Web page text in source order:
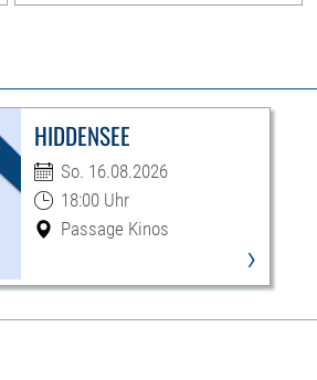
HIDDENSEE
So. 16.08.2026
18:00 Uhr
Passage Kinos
›